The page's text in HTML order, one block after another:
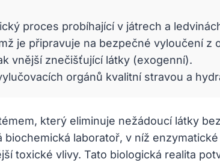
proces probíhající v játrech a
je připravuje na bezpečné vyloučení z
vnější znečišťující látky (exogenní).
orgánů kvalitní stravou a
který eliminuje nežádoucí látky
laboratoř, v níž
toxické vlivy. Tato biologická realita